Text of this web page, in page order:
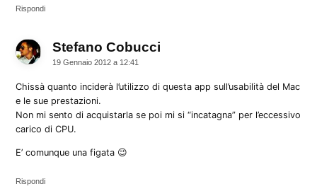
Rispondi
Stefano Cobucci
19 Gennaio 2012 a 12:41
Chissà quanto inciderà l’utilizzo di questa app sull’usabilità del Mac
e le sue prestazioni.
Non mi sento di acquistarla se poi mi si “incatagna” per l’eccessivo
carico di CPU.
E’ comunque una figata 😉
Rispondi